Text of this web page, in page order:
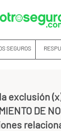
SEGUROS
exclusión
DE